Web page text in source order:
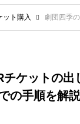
ット購入 劇団四季のQRチケッ
チケットの出
の手順を解説